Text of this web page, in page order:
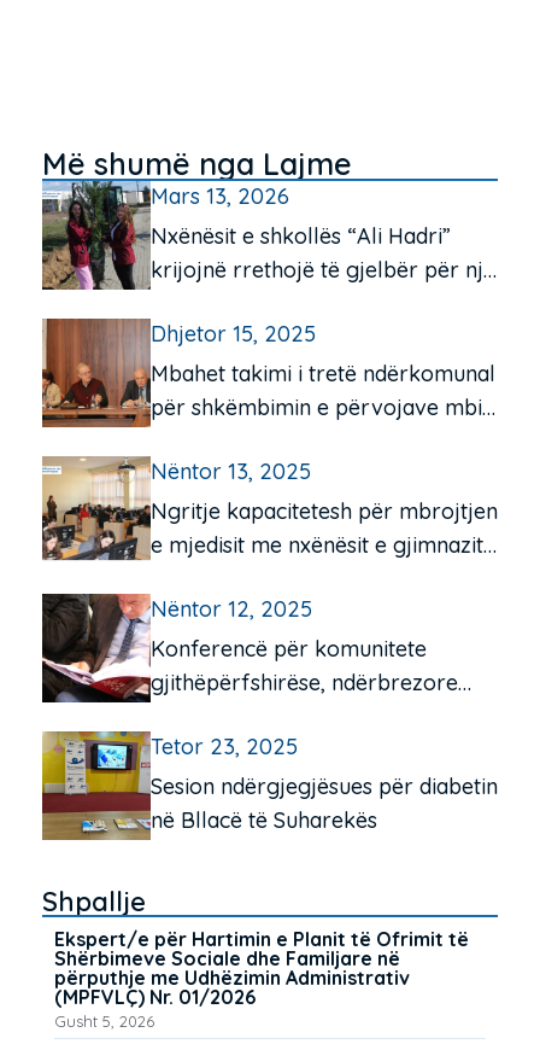
Më shumë nga Lajme
Mars 13, 2026
Nxënësit e shkollës “Ali Hadri”
krijojnë rrethojë të gjelbër për një
Dhjetor 15, 2025
Mbahet takimi i tretë ndërkomunal
për shkëmbimin e përvojave mbi
komunitetit për moshën e tretë
Nëntor 13, 2025
Ngritje kapacitetesh për mbrojtjen
e mjedisit me nxënësit e gjimnazit
Nëntor 12, 2025
Konferencë për komunitete
gjithëpërfshirëse, ndërbrezore
Pejë e Istog
Tetor 23, 2025
Sesion ndërgjegjësues për diabetin
në Bllacë të Suharekës
Shpallje
Ekspert/e për Hartimin e Planit të Ofrimit të
Shërbimeve Sociale dhe Familjare në
përputhje me Udhëzimin Administrativ
(MPFVLÇ) Nr. 01/2026
Gusht 5, 2026